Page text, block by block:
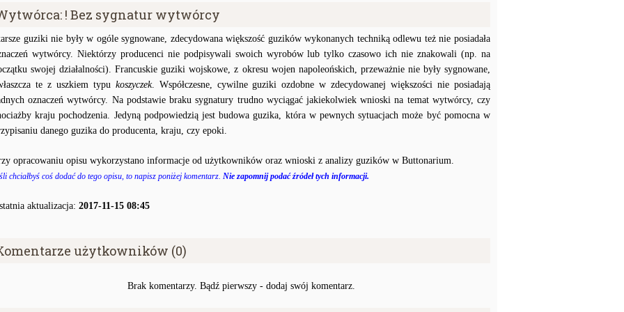
! Bez sygnatur wytwórcy
guziki nie były w ogóle sygnowane, zdecydowana większość guzików wykonanych techniką odlewu też nie posiadała
wytwórcy. Niektórzy producenci nie podpisywali swoich wyrobów lub tylko czasowo ich nie znakowali (np. na
swojej działalności). Francuskie guziki wojskowe, z okresu wojen napoleońskich, przeważnie nie były sygnowane,
te z uszkiem typu koszyczek. Współczesne, cywilne guziki ozdobne w zdecydowanej większości nie posiadają
oznaczeń wytwórcy. Na podstawie braku sygnatury trudno wyciągać jakiekolwiek wnioski na temat wytwórcy, czy
kraju pochodzenia. Jedyną podpowiedzią jest budowa guzika, która w pewnych sytuacjach może być pomocna w
danego guzika do producenta, kraju, czy epoki.
opracowaniu opisu wykorzystano informacje od użytkowników oraz wnioski z analizy guzików w Buttonarium.
chciałbyś coś dodać do tego opisu, to napisz poniżej komentarz. Nie zapomnij podać źródeł tych informacji.
aktualizacja: 2017-11-15 08:45
użytkowników (0)
Brak komentarzy. Bądź pierwszy - dodaj swój komentarz.